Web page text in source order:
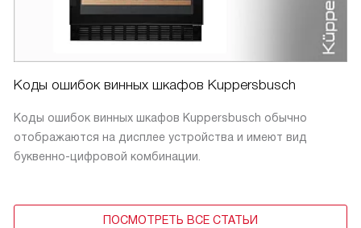
Коды ошибок винных шкафов Kuppersbusch
Коды ошибок винных шкафов Kuppersbusch обычно
отображаются на дисплее устройства и имеют вид
буквенно-цифровой комбинации.
ПОСМОТРЕТЬ ВСЕ СТАТЬИ